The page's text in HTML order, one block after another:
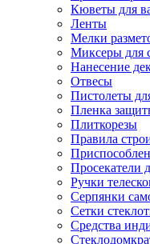
Кюветы для
Ленты
Мелки
Миксеры для
Нанесение
Отвесы
Пистолеты
Пленка
Плиткорезы
Правила
Просекатели
Ручки
Серпянки
Сетки
Средства